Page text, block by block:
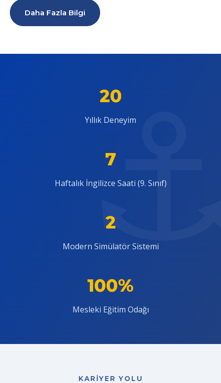
Daha Fazla Bilgi
20
Yıllık Deneyim
7
Haftalık İngilizce Saati (9. Sınıf)
2
Modern Simülatör Sistemi
100%
Mesleki Eğitim Odağı
KARIYER YOLU